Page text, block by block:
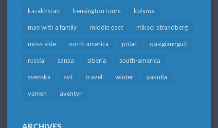
kazakhstan kensington tours kolyma
man with a family middle east mikael strandberg
moss side north america polar qasigiannguit
russia sanaa siberia south-america
svenska svt travel winter yakutia
yemen äventyr